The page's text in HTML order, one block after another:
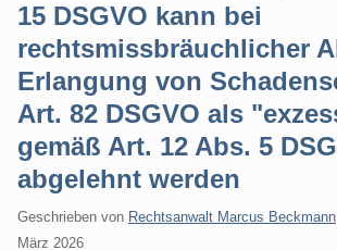
15 DSGVO kann bei
rechtsmissbräuchlicher
Erlangung von
Art. 82 DSGVO als
gemäß Art. 12 Abs. 5
abgelehnt werden
Geschrieben von Rechtsanwalt Marcus Beckmann
März 2026